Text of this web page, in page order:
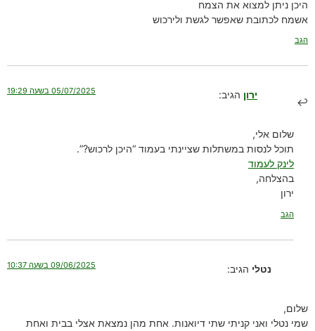
היכן ניתן למצוא את הצמח
אשמח לכתובת שאפשר לגשת ולירכוש
הגב
ירון הגיב: 05/07/2025 בשעה 19:29
שלום אלי,
תוכל לנסות במשתלות שציינתי בעמוד “היכן לרכוש?”.
לינק לעמוד
בהצלחה,
ירון
הגב
נטלי הגיב: 09/06/2025 בשעה 10:37
שלום,
שמי נטלי ואני קניתי שתי דיואנות. אחת מהן נמצאת אצלי בבית ואחת